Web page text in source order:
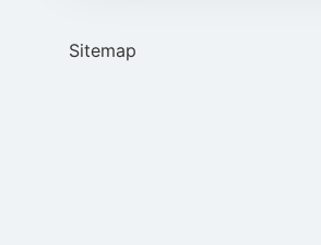
Sitemap